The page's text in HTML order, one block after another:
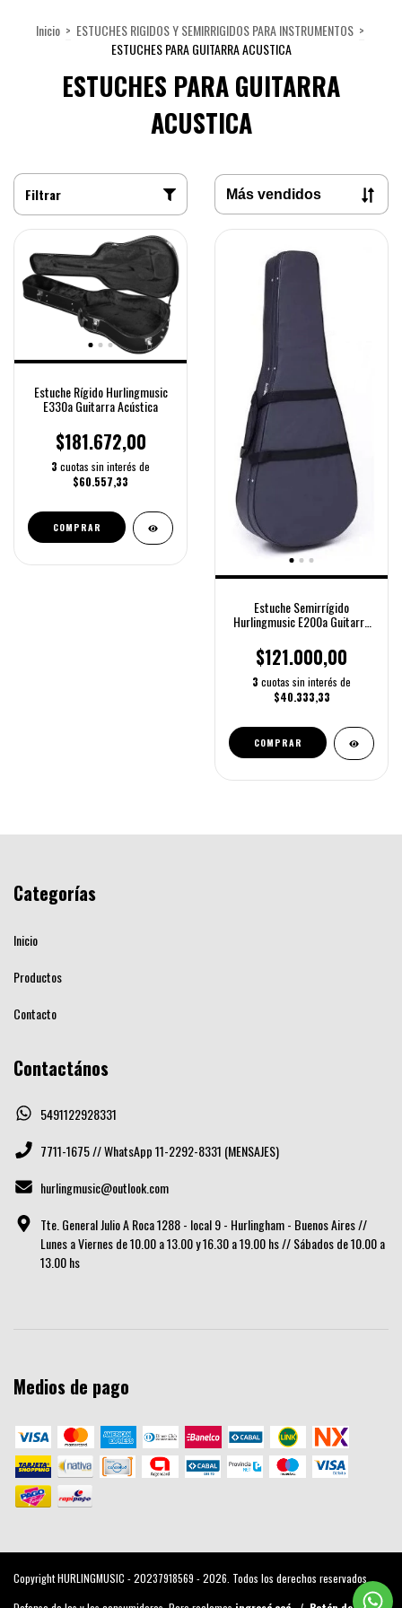
Inicio > ESTUCHES RIGIDOS Y SEMIRRIGIDOS PARA INSTRUMENTOS >
ESTUCHES PARA GUITARRA ACUSTICA
ESTUCHES PARA GUITARRA
ACUSTICA
Filtrar
Estuche Rígido Hurlingmusic
E330a Guitarra Acústica
$181.672,00
3 cuotas sin interés de
$60.557,33
Estuche Semirrígido
Hurlingmusic E200a Guitarra
$121.000,00
3 cuotas sin interés de
$40.333,33
Categorías
Inicio
Productos
Contacto
Contactános
5491122928331
7711-1675 // WhatsApp 11-2292-8331 (MENSAJES)
hurlingmusic@outlook.com
Tte. General Julio A Roca 1288 - local 9 - Hurlingham - Buenos Aires //
Lunes a Viernes de 10.00 a 13.00 y 16.30 a 19.00 hs // Sábados de 10.00 a
13.00 hs
Medios de pago
Copyright HURLINGMUSIC - 20237918569 - 2026. Todos los derechos reservados.